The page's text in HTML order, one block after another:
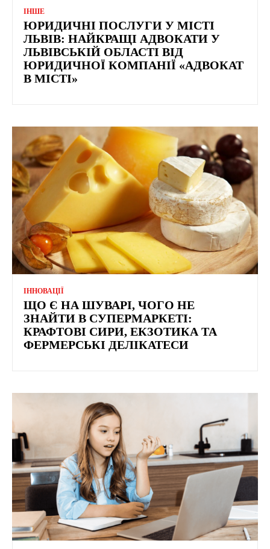
ІНШЕ
ЮРИДИЧНІ ПОСЛУГИ У МІСТІ
ЛЬВІВ: НАЙКРАЩІ АДВОКАТИ У
ЛЬВІВСЬКІЙ ОБЛАСТІ ВІД
ЮРИДИЧНОЇ КОМПАНІЇ «АДВОКАТ
В МІСТІ»
ІННОВАЦІЇ
ЩО Є НА ШУВАРІ, ЧОГО НЕ
ЗНАЙТИ В СУПЕРМАРКЕТІ:
КРАФТОВІ СИРИ, ЕКЗОТИКА ТА
ФЕРМЕРСЬКІ ДЕЛІКАТЕСИ